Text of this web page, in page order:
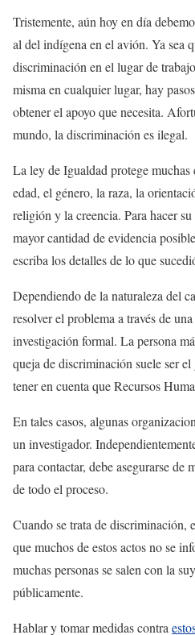
Tristemente, aún hoy en día
al del indígena en el avión. Ya sea
discriminación en el lugar de
misma en cualquier lugar, hay
obtener el apoyo que necesita.
mundo, la discriminación es ilegal.
La ley de Igualdad protege
edad, el género, la raza, la
religión y la creencia. Para hacer
mayor cantidad de evidencia
escriba los detalles de lo que
Dependiendo de la naturaleza del
resolver el problema a través de
investigación formal. La persona
queja de discriminación suele ser
tener en cuenta que Recursos
En tales casos, algunas
un investigador.
para contactar, debe asegurarse de
de todo el proceso.
Cuando se trata de discriminación,
que muchos de estos actos no se
muchas personas se salen con la
públicamente.
Hablar y tomar medidas contra